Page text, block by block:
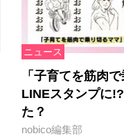
ニュース
「子育てを筋肉
LINEスタンプに
た？
nobico編集部